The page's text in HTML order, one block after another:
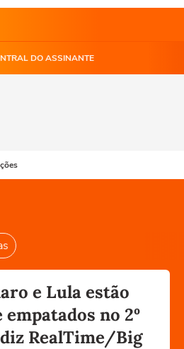
DO ASSINANTE
e Lula estão
no 2º
RealTime/Big